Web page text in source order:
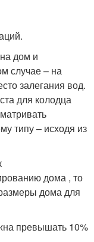
дом и
случае – на
залегания вод.
для колодца
типу – исходя из
дома , то
дома для
превышать 10%